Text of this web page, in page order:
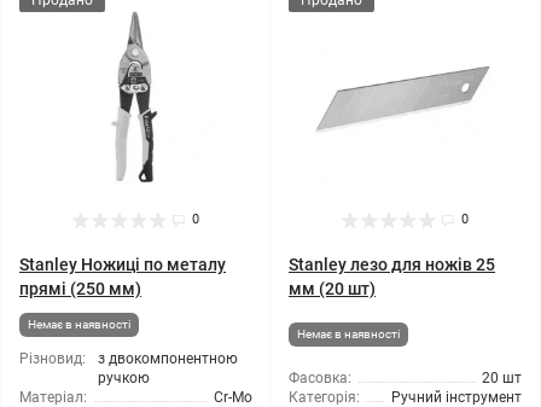
0
Stanley Ножиці по металу
прямі (250 мм)
Немає в наявності
Різновид:
з двокомпонентною
ручкою
Матеріал:
Cr-Mo
0
Stanley лезо для ножів 25
мм (20 шт)
Немає в наявності
Фасовка:
20 шт
Категорія:
Ручний інструмент